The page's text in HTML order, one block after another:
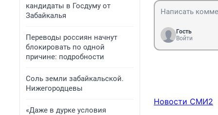
кандидаты в Госдуму от
Забайкалья
Переводы россиян начнут
блокировать по одной
причине: подробности
Соль земли забайкальской.
Нижегородцевы
«Даже в дурке условия
Гость
Войти
Новости СМИ2